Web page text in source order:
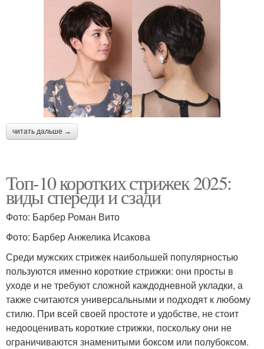
читать дальше →
Топ-10 коротких стрижек 2025:
виды спереди и сзади
Фото: Барбер Роман Вито
Фото: Барбер Анжелика Исакова
Среди мужских стрижек наибольшей популярностью
пользуются именно короткие стрижки: они просты в
уходе и не требуют сложной каждодневной укладки, а
также считаются универсальными и подходят к любому
стилю. При всей своей простоте и удобстве, не стоит
недооценивать короткие стрижки, поскольку они не
ограничиваются знаменитыми боксом или полубоксом.